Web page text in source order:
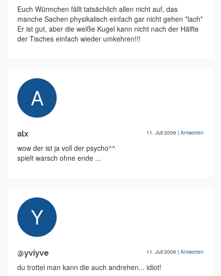
Euch Würmchen fällt tatsächlich allen nicht auf, das
manche Sachen physikalisch einfach gar nicht gehen *lach*
Er ist gut, aber die weiße Kugel kann nicht nach der Hälfte
der Tisches einfach wieder umkehren!!!
alx 11. Juli 2006 | Antworten
wow der ist ja voll der psycho^^
spielt warsch ohne ende ...
@yviyve 11. Juli 2006 | Antworten
du trottel man kann die auch andrehen... idiot!